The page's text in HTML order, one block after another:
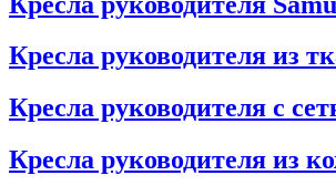
Кресла руководителя из
Кресла руководителя с
Кресла руководителя из